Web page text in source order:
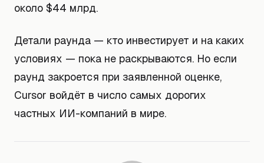
около $44 млрд.
Детали раунда — кто инвестирует и на каких
условиях — пока не раскрываются. Но если
раунд закроется при заявленной оценке,
Cursor войдёт в число самых дорогих
частных ИИ-компаний в мире.